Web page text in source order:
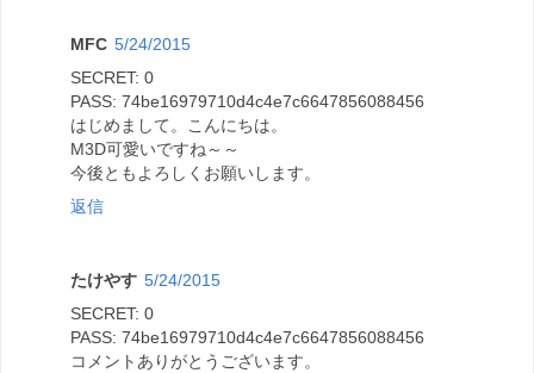
MFC 5/24/2015
SECRET: 0
PASS: 74be16979710d4c4e7c6647856088456
はじめまして。こんにちは。
M3D可愛いですね～～
今後ともよろしくお願いします。
返信
たけやす 5/24/2015
SECRET: 0
PASS: 74be16979710d4c4e7c6647856088456
コメントありがとうございます。